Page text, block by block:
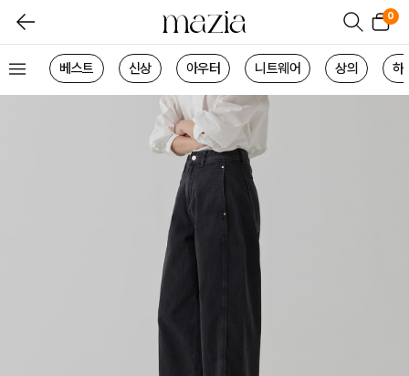
0
베스트 신상 아우터 니트웨어 상의 하